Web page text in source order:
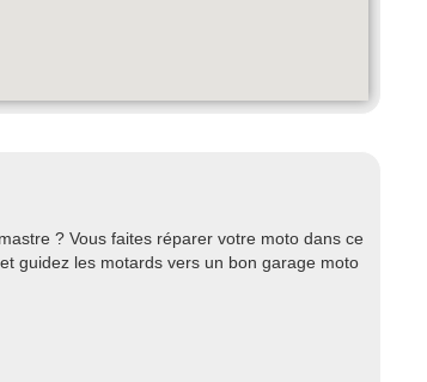
? Vous faites réparer votre moto dans ce
guidez les motards vers un bon garage moto